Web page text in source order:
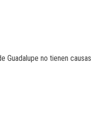
Guadalupe no tienen causas